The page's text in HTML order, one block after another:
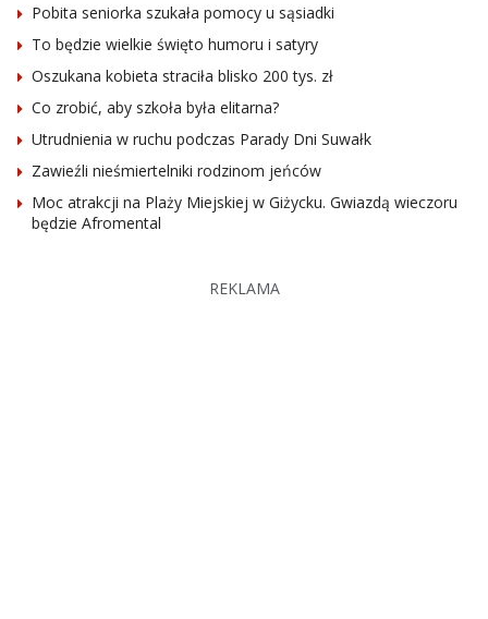
Pobita seniorka szukała pomocy u sąsiadki
To będzie wielkie święto humoru i satyry
Oszukana kobieta straciła blisko 200 tys. zł
Co zrobić, aby szkoła była elitarna?
Utrudnienia w ruchu podczas Parady Dni Suwałk
Zawieźli nieśmiertelniki rodzinom jeńców
Moc atrakcji na Plaży Miejskiej w Giżycku. Gwiazdą wieczoru
będzie Afromental
REKLAMA